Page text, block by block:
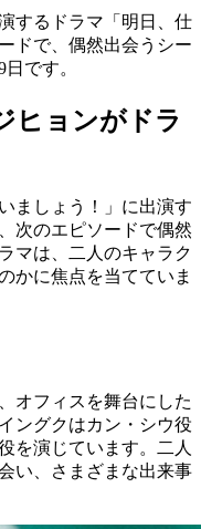
するドラマ「明日、仕
ドで、偶然出会うシー
です。
ヒョンがドラ
ましょう！」に出演す
次のエピソードで偶然
マは、二人のキャラク
かに焦点を当てていま
オフィスを舞台にした
ングクはカン・シウ役
を演じています。二人
い、さまざまな出来事